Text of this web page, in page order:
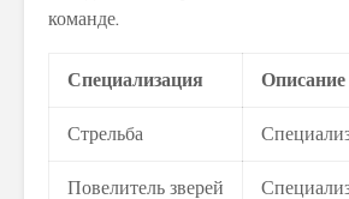
команде.
Специализация Описание
Стрельба
Повелитель зверей